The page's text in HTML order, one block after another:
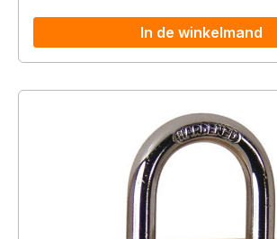
In de winkelmand